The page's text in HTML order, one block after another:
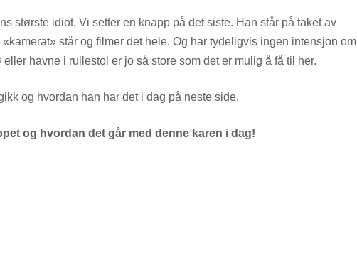
største idiot. Vi setter en knapp på det siste. Han står på taket av
står og filmer det hele. Og har tydeligvis ingen intensjon om
havne i rullestol er jo så store som det er mulig å få til her.
og hvordan han har det i dag på neste side.
og hvordan det går med denne karen i dag!